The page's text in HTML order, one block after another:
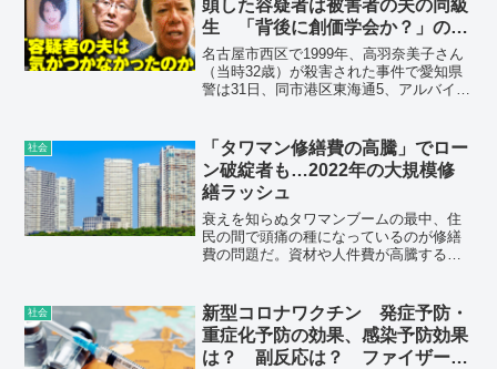
頭した容疑者は被害者の夫の同級
生 「背後に創価学会か？」のネ
ット記事
名古屋市西区で1999年、高羽奈美子さん
（当時32歳）が殺害された事件で愛知県
警は31日、同市港区東海通5、アルバイ
久美子容疑者は同じ名古屋の創価学会員
だったという話がありました。
社会
「タワマン修繕費の高騰」でロー
ン破綻者も…2022年の大規模修
繕ラッシュ
衰えを知らぬタワマンブームの最中、住
民の間で頭痛の種になっているのが修繕
費の問題だ。資材や人件費が高騰するな
社会
新型コロナワクチン 発症予防・
重症化予防の効果、感染予防効果
は？ 副反応は？ ファイザー、